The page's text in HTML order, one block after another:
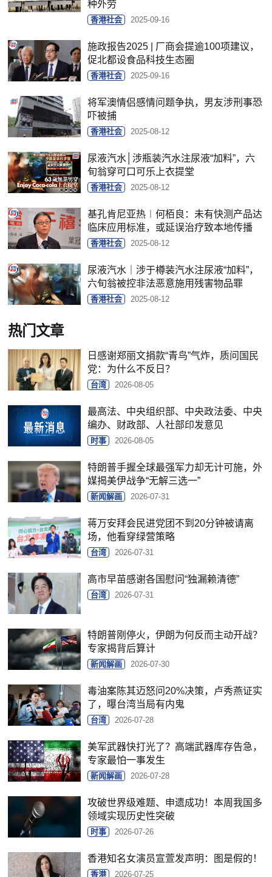
种外劳
香港社会 2025-09-16
施政报告2025 | 厂商会提逾100项建议，
促北都设食品科技生态圈
香港社会 2025-09-16
将军澳情侣感情问题争执，男友涉刑事恐
吓被捕
香港社会 2025-08-12
尿液汽水│涉瓶装汽水注尿液“加料”，六
旬翁穿可口可乐上衣提堂
香港社会 2025-08-12
基孔肯尼亚热︱何栢良：未有快测产品达
临床应用标准，或延误治疗致本地传播
香港社会 2025-08-12
尿液汽水｜涉于樽装汽水注尿液“加料”，
六旬翁被控非法恶意施用残害物品罪
香港社会 2025-08-12
热门文章
日感谢郑丽文捐款“青鸟”气炸，质问国民
党：为什么不反日？
台湾 2026-08-05
最高法、中央组织部、中央政法委、中央
编办、财政部、人社部印发意见
时事 2026-08-05
特朗普手握全球最强军力却无计可施，外
媒揭美伊战争“无解三选一”
新闻解画 2026-07-31
蒋万安拜会民进党团不到20分钟被请离
场，他看穿绿营策略
台湾 2026-07-31
高市早苗感谢各国慰问“独漏赖清德”
台湾 2026-07-31
特朗普刚停火，伊朗为何反而主动开战？
专家揭背后算计
新闻解画 2026-07-30
毒油案陈其迈怒问20%决策，卢秀燕证实
了，曝台湾当局有内鬼
台湾 2026-07-28
美军武器快打光了？高端武器库存告急，
专家最怕一事发生
新闻解画 2026-07-28
攻破世界级难题、申遗成功！本周我国多
领域实现历史性突破
时事 2026-07-26
香港知名女演员宣萱发声明：图是假的！
香港 2026-07-25